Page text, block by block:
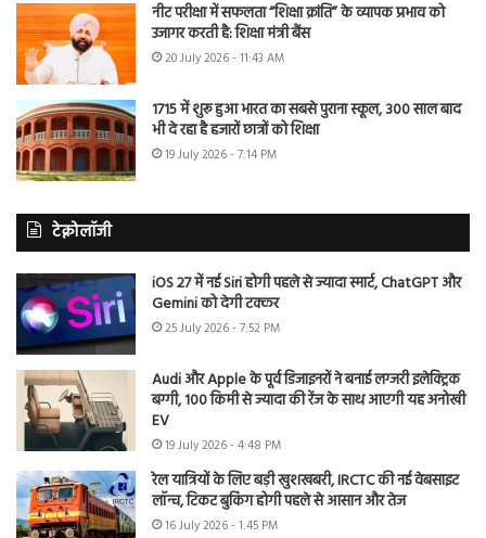
नीट परीक्षा में सफलता “शिक्षा क्रांति” के व्यापक प्रभाव को
उजागर करती है: शिक्षा मंत्री बैंस
20 July 2026 - 11:43 AM
1715 में शुरू हुआ भारत का सबसे पुराना स्कूल, 300 साल बाद
भी दे रहा है हजारों छात्रों को शिक्षा
19 July 2026 - 7:14 PM
टेक्नोलॉजी
iOS 27 में नई Siri होगी पहले से ज्यादा स्मार्ट, ChatGPT और
Gemini को देगी टक्कर
25 July 2026 - 7:52 PM
Audi और Apple के पूर्व डिजाइनरों ने बनाई लग्जरी इलेक्ट्रिक
बग्गी, 100 किमी से ज्यादा की रेंज के साथ आएगी यह अनोखी
EV
19 July 2026 - 4:48 PM
रेल यात्रियों के लिए बड़ी खुशखबरी, IRCTC की नई वेबसाइट
लॉन्च, टिकट बुकिंग होगी पहले से आसान और तेज
16 July 2026 - 1:45 PM